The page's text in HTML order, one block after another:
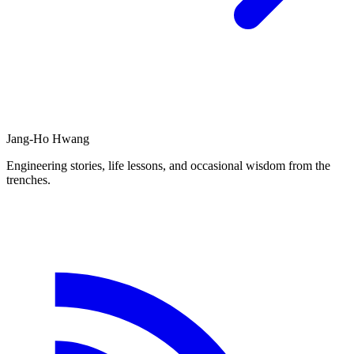
Jang-Ho Hwang
Engineering stories, life lessons, and occasional wisdom from the
trenches.